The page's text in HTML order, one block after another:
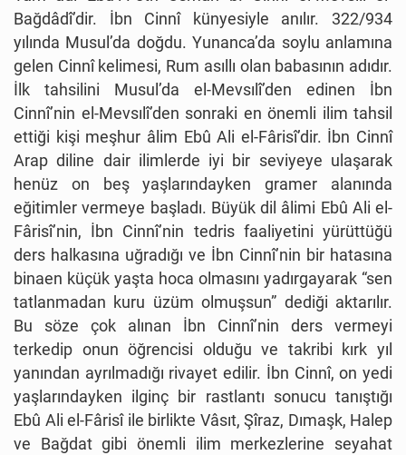
Bağdâdî’dir. İbn Cinnî künyesiyle anılır. 322/934
yılında Musul’da doğdu. Yunanca’da soylu anlamına
gelen Cinnî kelimesi, Rum asıllı olan babasının adıdır.
İlk tahsilini Musul’da el-Mevsılî’den edinen İbn
Cinnî’nin el-Mevsılî’den sonraki en önemli ilim tahsil
ettiği kişi meşhur âlim Ebû Ali el-Fârisî’dir. İbn Cinnî
Arap diline dair ilimlerde iyi bir seviyeye ulaşarak
henüz on beş yaşlarındayken gramer alanında
eğitimler vermeye başladı. Büyük dil âlimi Ebû Ali el-
Fârisî’nin, İbn Cinnî’nin tedris faaliyetini yürüttüğü
ders halkasına uğradığı ve İbn Cinnî’nin bir hatasına
binaen küçük yaşta hoca olmasını yadırgayarak “sen
tatlanmadan kuru üzüm olmuşsun” dediği aktarılır.
Bu söze çok alınan İbn Cinnî’nin ders vermeyi
terkedip onun öğrencisi olduğu ve takribi kırk yıl
yanından ayrılmadığı rivayet edilir. İbn Cinnî, on yedi
yaşlarındayken ilginç bir rastlantı sonucu tanıştığı
Ebû Ali el-Fârisî ile birlikte Vâsıt, Şîraz, Dımaşk, Halep
ve Bağdat gibi önemli ilim merkezlerine seyahat